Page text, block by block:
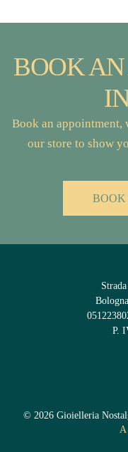
BOOK
Book an appointment,
our store to show
BOOK
P.
© 2026Gioielleria